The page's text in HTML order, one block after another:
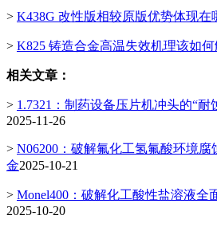
> K438G 改性版相较原版优势体现在
> K825 铸造合金高温失效机理该如何
相关文章：
> 1.7321：制药设备压片机冲头的“
2025-11-26
> N06200：破解氟化工氢氟酸环境
金2025-10-21
> Monel400：破解化工酸性盐溶液全
2025-10-20